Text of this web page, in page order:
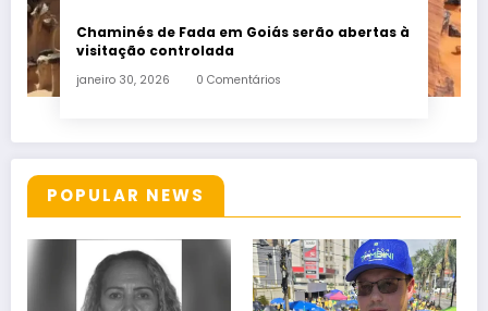
Chaminés de Fada em Goiás serão abertas à
visitação controlada
janeiro 30, 2026 0 Comentários
POPULAR NEWS